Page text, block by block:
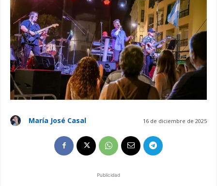
16 de diciembre de 2025
María José Casal
Publicidad